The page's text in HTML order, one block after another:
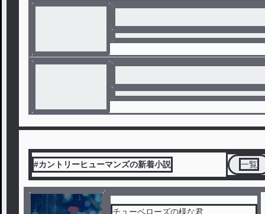
#カントリーヒューマンズの新着小説 一覧
チューベローズの様な君